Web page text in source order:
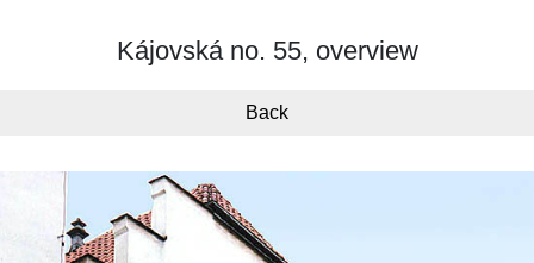
Kájovská no. 55, overview
Back